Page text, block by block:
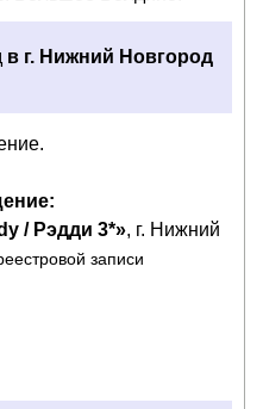
в г. Нижний Новгород
/ Рэдди 3*», г. Нижний
записи